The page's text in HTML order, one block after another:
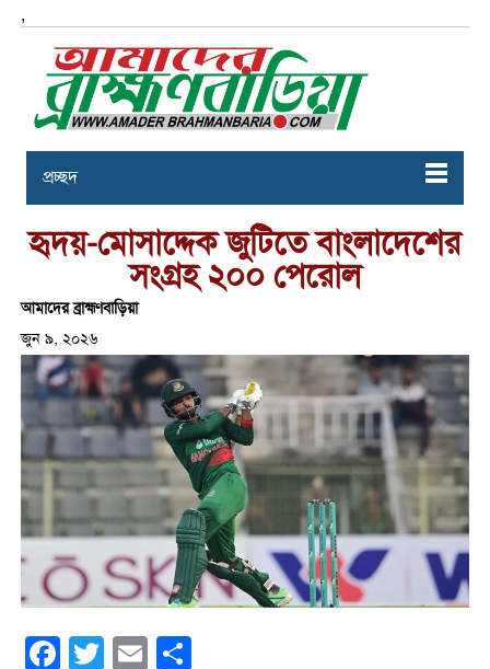
,
প্রচ্ছদ
হৃদয়-মোসাদ্দেক জুটিতে বাংলাদেশের
সংগ্রহ ২০০ পেরোল
আমাদের ব্রাহ্মণবাড়িয়া
জুন ৯, ২০২৬
Facebook
Twitter Email